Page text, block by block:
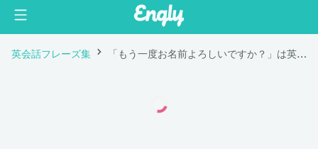
英会話フレーズ集 「もう一度お名前よろしいですか？」は英語で "Can you repeat your name?"